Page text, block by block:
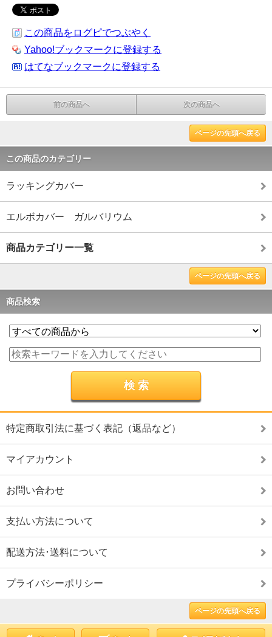
この商品をログピでつぶやく
Yahoo!ブックマークに登録する
はてなブックマークに登録する
前の商品へ 次の商品へ
ページの先頭へ戻る
この商品のカテゴリー
ラッキングカバー
エルボカバー ガルバリウム
商品カテゴリー一覧
ページの先頭へ戻る
商品検索
特定商取引法に基づく表記（返品など）
マイアカウント
お問い合わせ
支払い方法について
配送方法･送料について
プライバシーポリシー
ページの先頭へ戻る